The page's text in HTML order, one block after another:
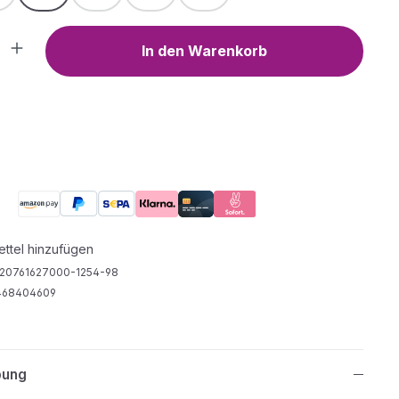
Gib den gewünschten Wert
In den Warenkorb
hinzufügen
20761627000-1254-98